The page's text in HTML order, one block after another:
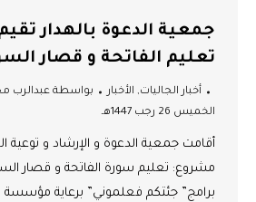
جمعية الدعوة بالهدار
تعليم الفاتحة و قصار
أخبار الجاليات, الأخبار بواسطة عبدالرب
الخميس 26 رجب 1447هـ
أقامت جمعية الدعوة و الإرشاد و توعية
مشروع: تعليم سورة الفاتحة و قصار
برامج” جئتكم فعلموني” برعاية مؤسسة